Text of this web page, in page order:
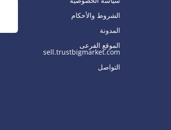
الشروط والأحكام
المدونة
الموقع الفرعى
sell.trustbigmarket.com
التواصل